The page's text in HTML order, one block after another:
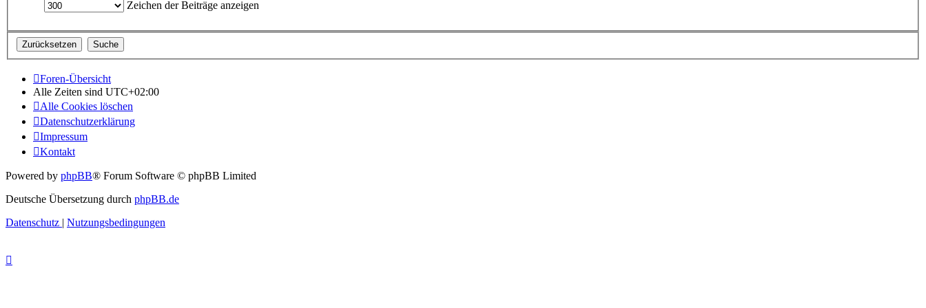
Zeichen der Beiträge anzeigen
Foren-Übersicht
Alle Zeiten sind UTC+02:00
Alle Cookies löschen
Datenschutzerklärung
Impressum
Kontakt
Powered by phpBB® Forum Software © phpBB Limited
Deutsche Übersetzung durch phpBB.de
Datenschutz | Nutzungsbedingungen